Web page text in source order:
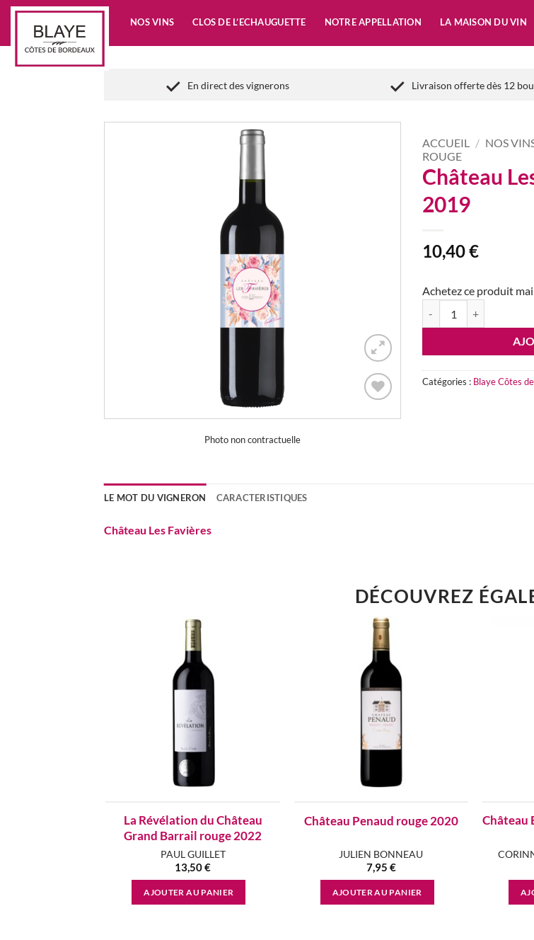
Passer
contenu
NOS VINS CLOS DE L’ECHAUGUETTE NOTRE APPELLATION LA MAISON DU VIN
En direct des vignerons Livraison offerte dès 12
Photo non contractuelle
ACCUEIL / NOS
ROUGE
Château
2019
10,40€
Achetez ce produit
Catégories : Blaye Côtes
LE MOT DU VIGNERON CARACTERISTIQUES
Château Les Favières
DÉCOUVREZ
La Révélation du Château
Grand Barrail rouge 2022
PAUL GUILLET
13,50€
AJOUTER AU PANIER
Château Penaud rouge 2020
JULIEN BONNEAU
7,95 €
AJOUTER AU PANIER
Château